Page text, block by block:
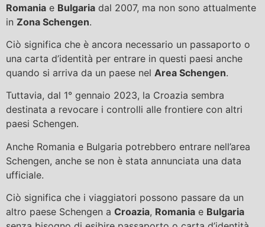
Romania e Bulgaria dal 2007, ma non sono attualmente
in Zona Schengen.
Ciò significa che è ancora necessario un passaporto o
una carta d’identità per entrare in questi paesi anche
quando si arriva da un paese nel Area Schengen.
Tuttavia, dal 1° gennaio 2023, la Croazia sembra
destinata a revocare i controlli alle frontiere con altri
paesi Schengen.
Anche Romania e Bulgaria potrebbero entrare nell’area
Schengen, anche se non è stata annunciata una data
ufficiale.
Ciò significa che i viaggiatori possono passare da un
altro paese Schengen a Croazia, Romania e Bulgaria